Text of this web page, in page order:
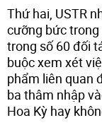
Thứ hai, USTR
cưỡng bức
trong số 60 đối
buộc xem xét
phẩm liên quan
ba thâm nhập
Hoa Kỳ hay